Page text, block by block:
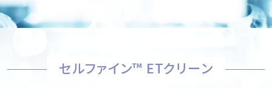
セルファイン™ ETクリーン